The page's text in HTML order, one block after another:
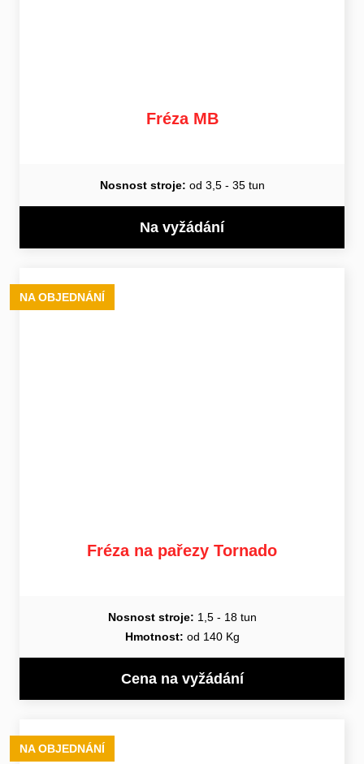
Fréza MB
Nosnost stroje: od 3,5 - 35 tun
Na vyžádání
NA OBJEDNÁNÍ
Fréza na pařezy Tornado
Nosnost stroje: 1,5 - 18 tun
Hmotnost: od 140 Kg
Cena na vyžádání
NA OBJEDNÁNÍ